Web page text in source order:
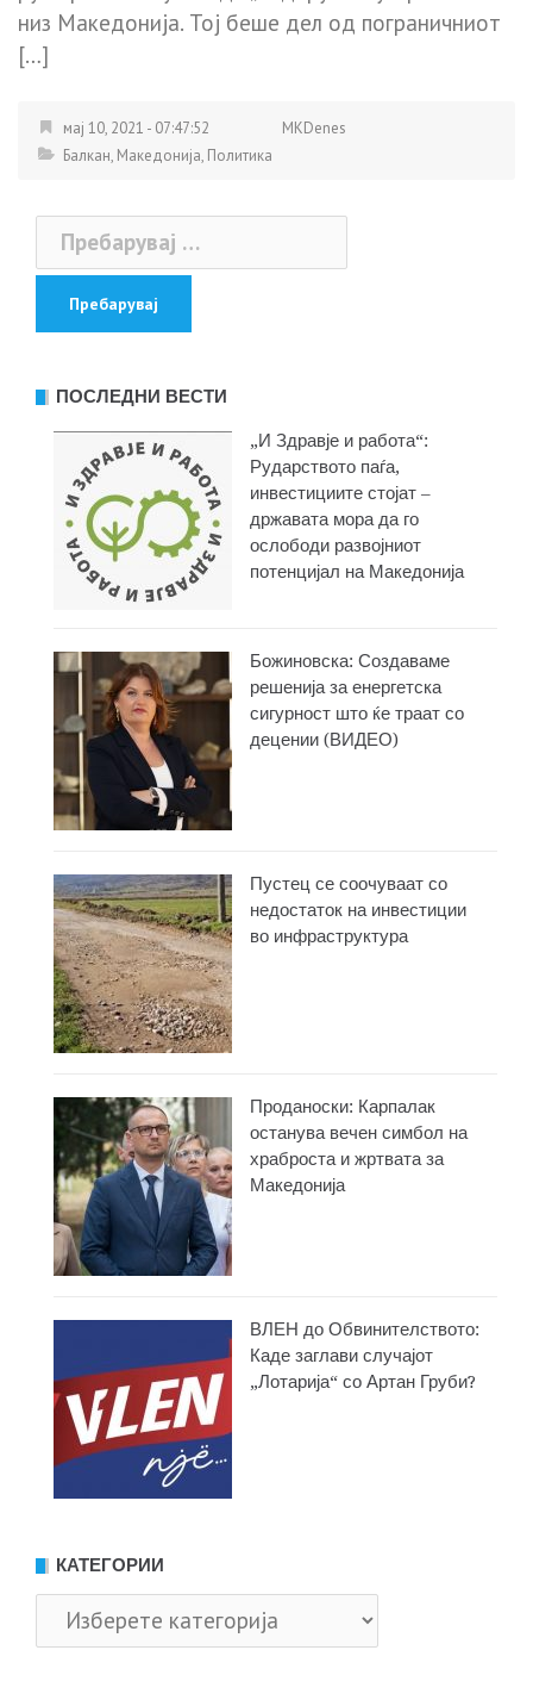
низ Македонија. Тој беше дел од пограничниот
[…]
мај 10, 2021 - 07:47:52
MKDenes
Балкан, Македонија, Политика
Пребарувај
за:
ПОСЛЕДНИ ВЕСТИ
„И Здравје и работа“:
Рударството паѓа,
инвестициите стојат –
државата мора да го
ослободи развојниот
потенцијал на Македонија
Божиновска: Создаваме
решенија за енергетска
сигурност што ќе траат со
децении (ВИДЕО)
Пустец се соочуваат со
недостаток на инвестиции
во инфраструктура
Проданоски: Карпалак
останува вечен симбол на
храброста и жртвата за
Македонија
ВЛЕН до Обвинителството:
Каде заглави случајот
„Лотарија“ со Артан Груби?
КАТЕГОРИИ
Категории